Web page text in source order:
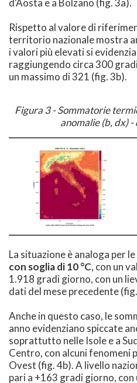
d'Aosta e a Bolzano (fig. 3a).
Rispetto al valore di
territorio nazionale mostra
i valori più elevati si
raggiungendo circa 300
un massimo di 321 (fig. 3b).
Figura 3 - Sommatorie
anomalie (b, dx)
La situazione è analoga per le
con soglia di 10 °C, con un
1.918 gradi giorno, con un
dati del mese precedente
Anche in questo caso, le
anno evidenziano spiccate
soprattutto nelle Isole e a
Centro, con alcuni fenomeni
Ovest (fig. 4b). A livello
pari a +163 gradi giorno, con